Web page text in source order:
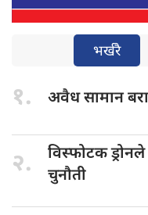
भर्खरै
१. अवैध सामान
२. विस्फोटक ड्रोनले
चुनौती